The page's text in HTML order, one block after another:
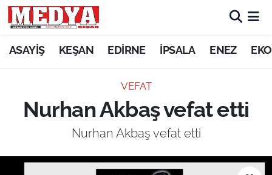
ASAYİŞ KEŞAN EDİRNE İPSALA ENEZ
VEFAT
Nurhan Akbaş vefat etti
Nurhan Akbaş vefat etti
KEŞAN
ASAYİŞ
SİYASET